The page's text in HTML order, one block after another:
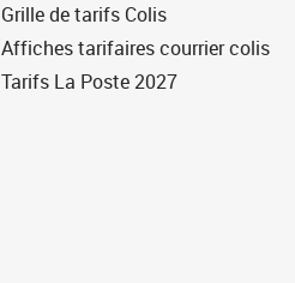
Grille de tarifs Colis
Affiches tarifaires courrier colis
Tarifs La Poste 2027